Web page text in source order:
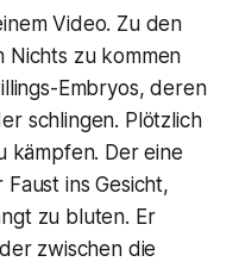
Video. Zu den
Nichts zu kommen
Embryos, deren
schlingen. Plötzlich
kämpfen. Der eine
ins Gesicht,
zu bluten. Er
zwischen die